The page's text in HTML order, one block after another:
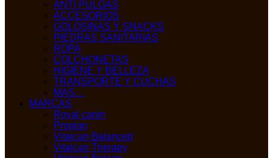
ANTI PULGAS
ACCESORIOS
GOLOSINAS Y SNACKS
PIEDRAS SANITARIAS
ROPA
COLCHONETAS
HIGIENE Y BELLEZA
TRANSPORTE Y CUCHAS
MAS…
MARCAS
Royal canin
Proplan
Vitalcan Balanced
Vitalcan Therapy